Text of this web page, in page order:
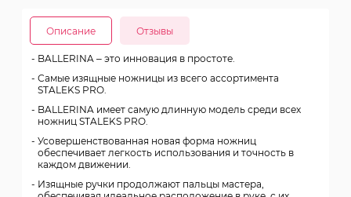
Описание Отзывы
BALLERINA – это инновация в простоте.
Самые изящные ножницы из всего ассортимента
STALEKS PRO.
BALLERINA имеет самую длинную модель среди всех
ножниц STALEKS PRO.
Усовершенствованная новая форма ножниц
обеспечивает легкость использования и точность в
каждом движении.
Изящные ручки продолжают пальцы мастера,